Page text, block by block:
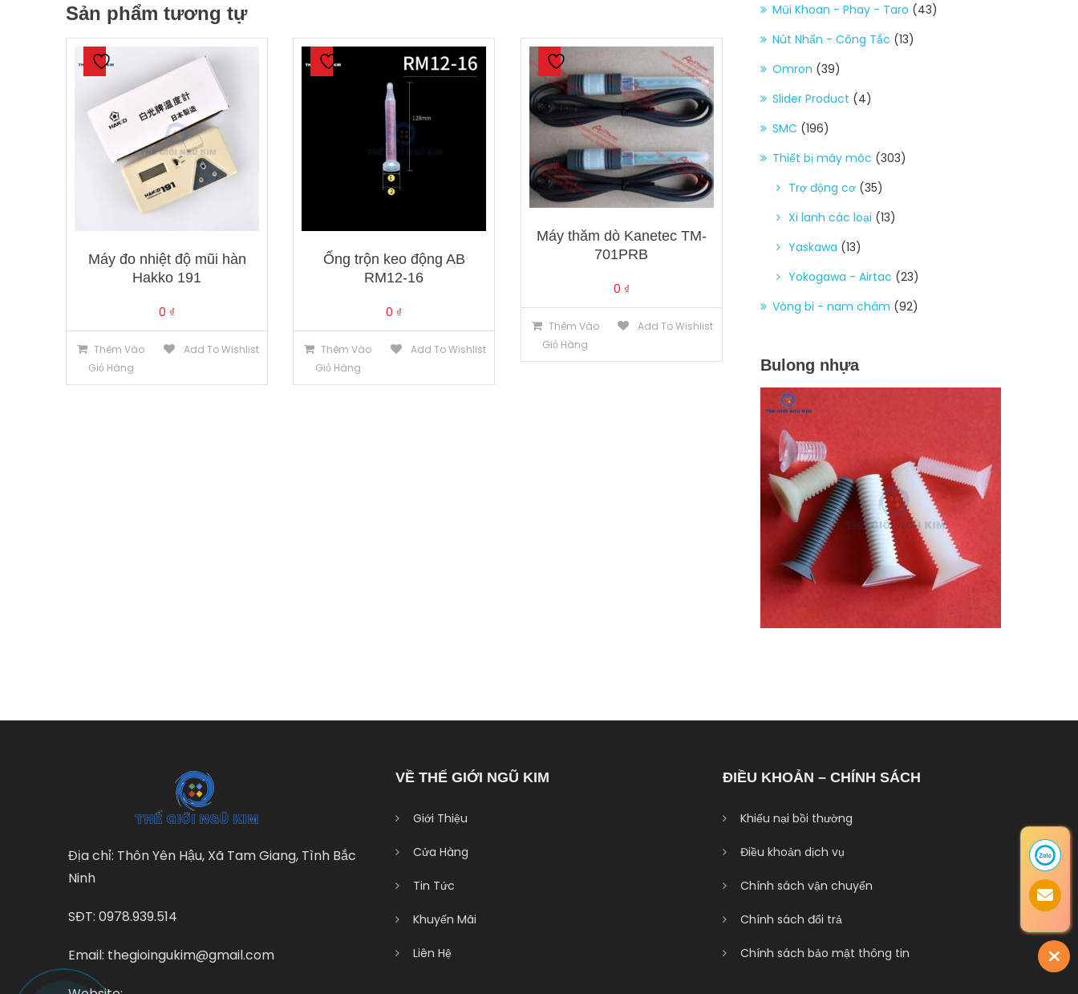
Sản phẩm tương tự
Máy đo nhiệt độ mũi hàn
Hakko 191
0 ₫
Thêm Vào
Giỏ Hàng
Add To Wishlist
Ống trộn keo động AB
RM12-16
0 ₫
Thêm Vào
Giỏ Hàng
Add To Wishlist
Máy thăm dò Kanetec TM-
701PRB
0 ₫
Thêm Vào
Giỏ Hàng
Add To Wishlist
Mũi Khoan - Phay - Taro (43)
Nút Nhấn - Công Tắc (13)
Omron (39)
Slider Product (4)
SMC (196)
Thiết bị máy móc (303)
Trợ động cơ (35)
Xi lanh các loại (13)
Yaskawa (13)
Yokogawa - Airtac (23)
Vòng bi - nam châm (92)
Bulong nhựa
Địa chỉ: Thôn Yên Hậu, Xã Tam Giang, Tình Bắc
Ninh
SĐT: 0978.939.514
Email: thegioingukim@gmail.com
VỀ THẾ GIỚI NGŨ KIM
Giới Thiệu
Cửa Hàng
Tin Tức
Khuyến Mãi
Liên Hệ
ĐIỀU KHOẢN – CHÍNH SÁCH
Khiếu nại bồi thường
Điều khoản dịch vụ
Chính sách vận chuyển
Chính sách đổi trả
Chính sách bảo mật thông tin